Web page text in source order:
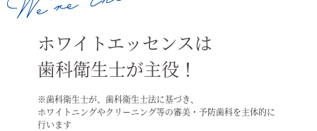
ホワイトエッセンスは
歯科衛生士が主役！
※歯科衛生士が、歯科衛生士法に基づき、
ホワイトニングやクリーニング等の審美・予防歯科を主体的に
行います